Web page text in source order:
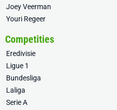
Joey Veerman
Youri Regeer
Competities
Eredivisie
Ligue 1
Bundesliga
Laliga
Serie A